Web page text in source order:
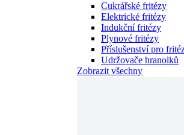
Cukrářské fritézy
Elektrické fritézy
Indukční fritézy
Plynové fritézy
Příslušenství pro
Udržovače hranolků
Zobrazit všechny